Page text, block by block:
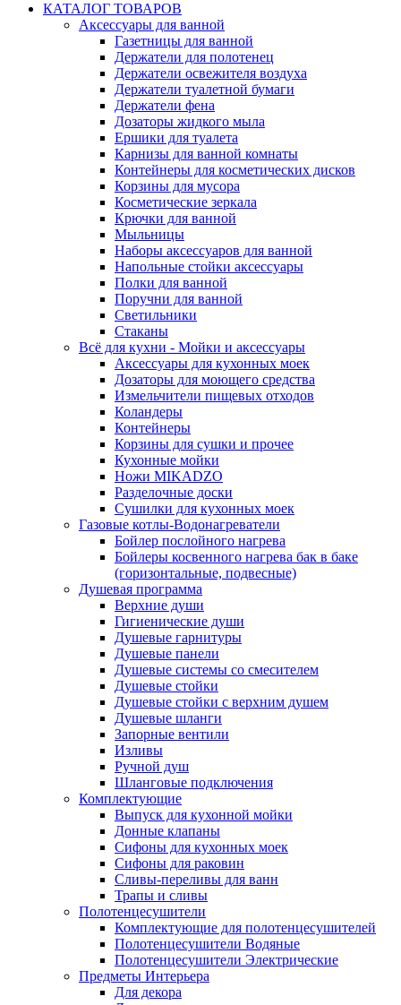
КАТАЛОГ ТОВАРОВ
Аксессуары для ванной
Газетницы для ванной
Держатели для полотенец
Держатели освежителя воздуха
Держатели туалетной бумаги
Держатели фена
Дозаторы жидкого мыла
Ершики для туалета
Карнизы для ванной комнаты
Контейнеры для косметических дисков
Корзины для мусора
Косметические зеркала
Крючки для ванной
Мыльницы
Наборы аксессуаров для ванной
Напольные стойки аксессуары
Полки для ванной
Поручни для ванной
Светильники
Стаканы
Всё для кухни - Мойки и аксессуары
Аксессуары для кухонных моек
Дозаторы для моющего средства
Измельчители пищевых отходов
Коландеры
Контейнеры
Корзины для сушки и прочее
Кухонные мойки
Ножи MIKADZO
Разделочные доски
Сушилки для кухонных моек
Газовые котлы-Водонагреватели
Бойлер послойного нагрева
Бойлеры косвенного нагрева бак в баке
(горизонтальные, подвесные)
Душевая программа
Верхние души
Гигиенические души
Душевые гарнитуры
Душевые панели
Душевые системы со смесителем
Душевые стойки
Душевые стойки с верхним душем
Душевые шланги
Запорные вентили
Изливы
Ручной душ
Шланговые подключения
Комплектующие
Выпуск для кухонной мойки
Донные клапаны
Сифоны для кухонных моек
Сифоны для раковин
Сливы-переливы для ванн
Трапы и сливы
Полотенцесушители
Комплектующие для полотенцесушителей
Полотенцесушители Водяные
Полотенцесушители Электрические
Предметы Интерьера
Для декора